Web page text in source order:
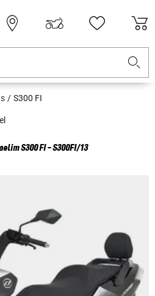
S300 FI
S300 FI - S300FI/13